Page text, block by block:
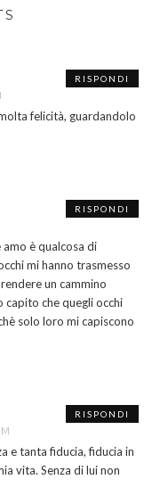
felicità, guardandolo
RISPONDI
è qualcosa di
mi hanno trasmesso
un cammino
capito che quegli occhi
solo loro mi capiscono
RISPONDI
e tanta fiducia, fiducia in
vita. Senza di lui non
RISPONDI